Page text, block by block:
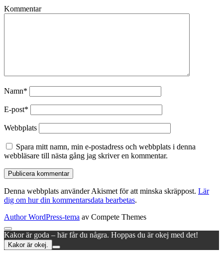
Kommentar
Namn*
E-post*
Webbplats
Spara mitt namn, min e-postadress och webbplats i denna
webbläsare till nästa gång jag skriver en kommentar.
Denna webbplats använder Akismet för att minska skräppost. Lär
dig om hur din kommentarsdata bearbetas.
Author WordPress-tema av Compete Themes
Rulla
till
toppen
Kakor är goda – här får du några. Hoppas du är okej med det!
Kakor är okej.